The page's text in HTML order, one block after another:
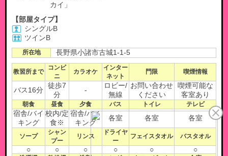
カイ」
【部屋タイプ】
シングルB
ツインB
所在地 長野県小諸市古城1-1-5
教習所まで
コンビ
ニ
カラオケ
インター
ネット
門限 喫煙情報
バス16分
徒歩7
分
-
ロビー/
無線
お問い合わせ
ください
喫煙可能な
客室あり
朝食 昼食 夕食 バス トイレ テレビ
宿舎/バイ
キング
校内/定
食※
宿舎/バイ
キング
各室 各室 各室
ソープ
シャン
プー
リンス
ドライヤ
ー
フェイスタオル バスタオル
○ ○ ○ ○ ○ ○